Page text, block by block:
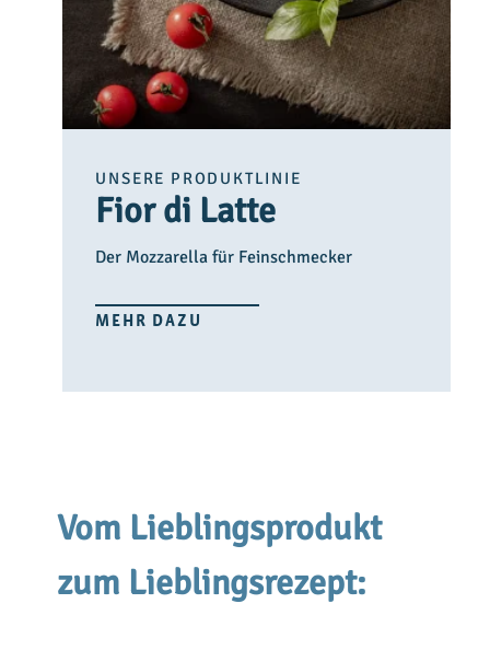
UNSERE PRODUKTLINIE
Fior di Latte
Der Mozzarella für Feinschmecker
MEHR DAZU
Vom Lieblingsprodukt
zum Lieblingsrezept: